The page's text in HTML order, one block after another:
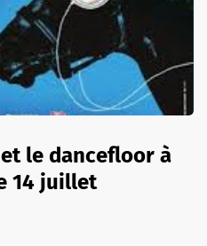
le dancefloor à
14 juillet